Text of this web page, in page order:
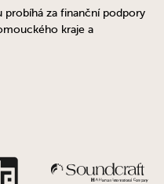
za finanční podpory
kraje a